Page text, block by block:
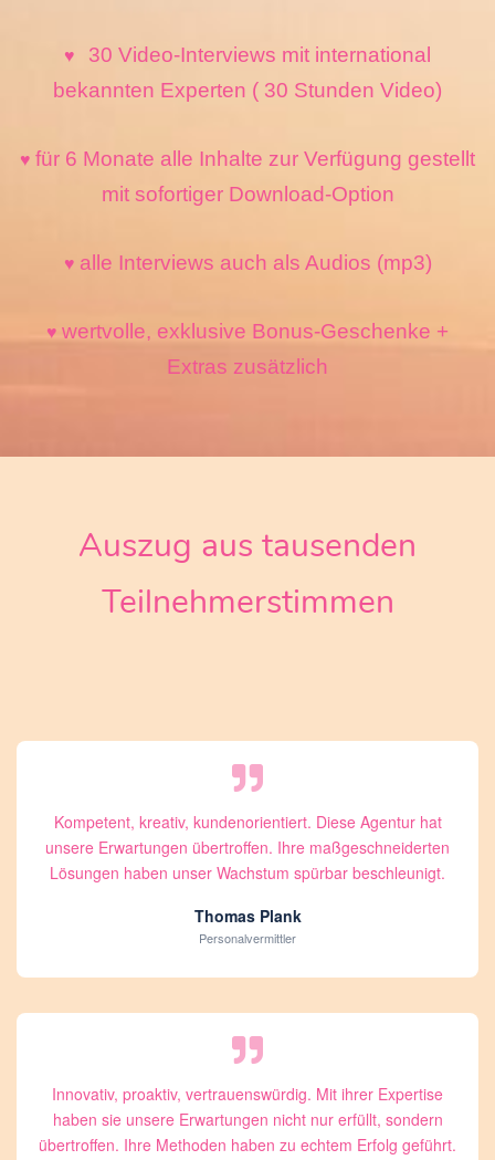
♥
30 Video-Interviews mit international
bekannten Experten ( 30 Stunden Video)
♥ für 6 Monate alle Inhalte zur Verfügung gestellt
mit sofortiger Download-Option
♥ alle Interviews auch als Audios (mp3)
♥ wertvolle, exklusive Bonus-Geschenke +
Extras zusätzlich
Auszug aus tausenden
Teilnehmerstimmen
Kompetent, kreativ, kundenorientiert. Diese Agentur hat
unsere Erwartungen übertroffen. Ihre maßgeschneiderten
Lösungen haben unser Wachstum spürbar beschleunigt.
Thomas Plank
Personalvermittler
Innovativ, proaktiv, vertrauenswürdig. Mit ihrer Expertise
haben sie unsere Erwartungen nicht nur erfüllt, sondern
übertroffen. Ihre Methoden haben zu echtem Erfolg geführt.